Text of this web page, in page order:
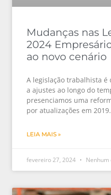
Mudanças nas
2024
ao novo cenário
A legislação trabalhista é
a ajustes ao longo do
presenciamos uma
por atualizações em 2019.
LEIA MAIS »
fevereiro 27, 2024